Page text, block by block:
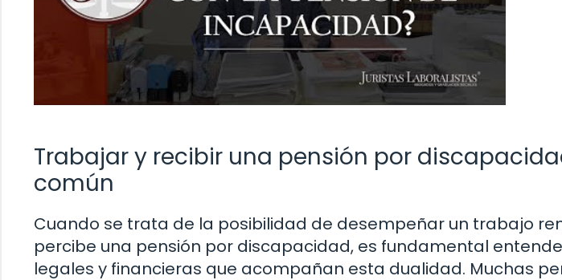
Trabajar y recibir una pensión por
común
Cuando se trata de la posibilidad de desempeñar un trabajo
percibe una pensión por discapacidad, es fundamental
legales y financieras que acompañan esta dualidad. Muchas